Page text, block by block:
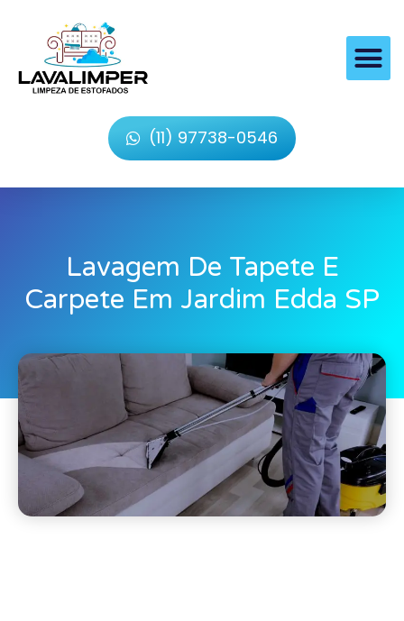
(11) 97738-0546
Lavagem De Tapete E
Carpete Em Jardim Edda SP